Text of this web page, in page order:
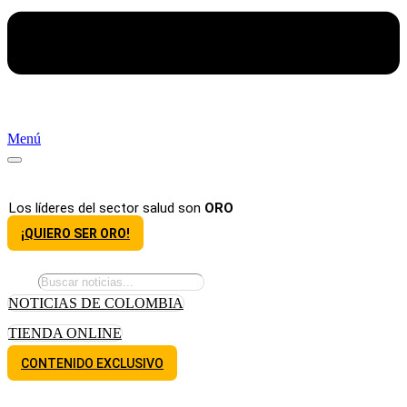
Menú
Los líderes del sector salud son ORO
¡QUIERO SER ORO!
NOTICIAS DE COLOMBIA
TIENDA ONLINE
CONTENIDO EXCLUSIVO